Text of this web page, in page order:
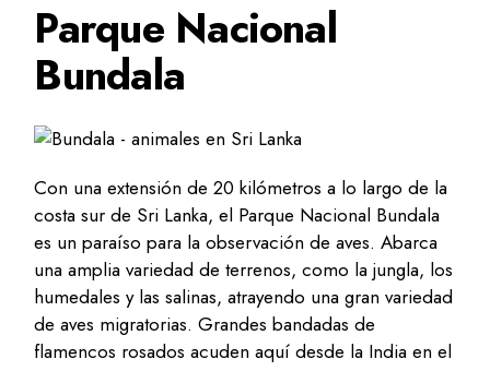
Parque Nacional
Bundala
Con una extensión de 20 kilómetros a lo largo de la
costa sur de Sri Lanka, el Parque Nacional Bundala
es un paraíso para la observación de aves. Abarca
una amplia variedad de terrenos, como la jungla, los
humedales y las salinas, atrayendo una gran variedad
de aves migratorias. Grandes bandadas de
flamencos rosados ​​acuden aquí desde la India en el